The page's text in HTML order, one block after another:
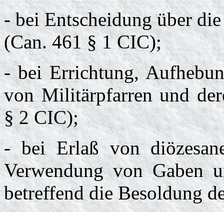
- bei Entscheidung über
(Can. 461 § 1 CIC);
- bei Errichtung,
von Militärpfarren und
§ 2 CIC);
- bei Erlaß von
Verwendung von Gaben
betreffend die Besoldung